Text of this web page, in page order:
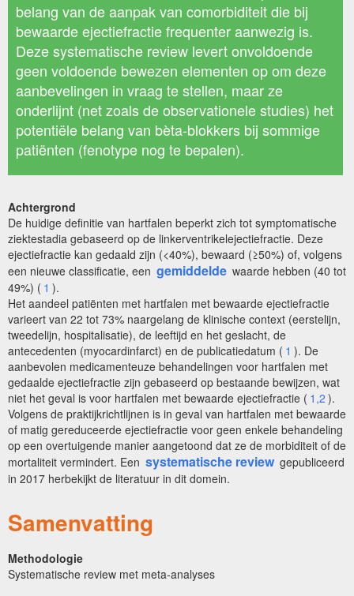
belang van de aanpak van comorbiditeit die bij
bewaarde ejectiefractie frequenter aanwezig is.
Deze systematische review levert onvoldoende
geen voldoende bewezen elementen op om deze
aanbevelingen in vraag te stellen, maar ze
onderlijnt (net zoals de observationele studies) het
potentiële belang van bèta-blokkers bij sommige
patiënten (fenotype nog te bepalen).
Achtergrond
De huidige definitie van hartfalen beperkt zich tot symptomatische
ziektestadia gebaseerd op de linkerventrikelejectiefractie. Deze
ejectiefractie kan gedaald zijn (<40%), bewaard (≥50%) of, volgens
een nieuwe classificatie, een gemiddelde waarde hebben (40 tot
49%) ( 1 ).
Het aandeel patiënten met hartfalen met bewaarde ejectiefractie
varieert van 22 tot 73% naargelang de klinische context (eerstelijn,
tweedelijn, hospitalisatie), de leeftijd en het geslacht, de
antecedenten (myocardinfarct) en de publicatiedatum ( 1 ). De
aanbevolen medicamenteuze behandelingen voor hartfalen met
gedaalde ejectiefractie zijn gebaseerd op bestaande bewijzen, wat
niet het geval is voor hartfalen met bewaarde ejectiefractie ( 1,2 ).
Volgens de praktijkrichtlijnen is in geval van hartfalen met bewaarde
of matig gereduceerde ejectiefractie voor geen enkele behandeling
op een overtuigende manier aangetoond dat ze de morbiditeit of de
mortaliteit vermindert. Een systematische review gepubliceerd
in 2017 herbekijkt de literatuur in dit domein.
Samenvatting
Methodologie
Systematische review met meta-analyses